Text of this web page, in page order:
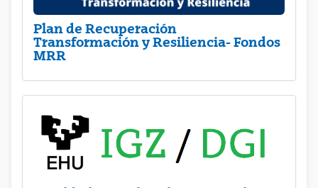
Plan de Recuperación
Transformación y Resiliencia- Fondos
MRR